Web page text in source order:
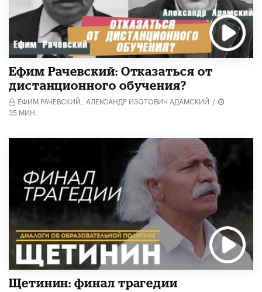
Ефим Рачевский: Отказаться от
дистанционного обучения?
ЕФИМ РАЧЕВСКИЙ, АЛЕКСАНДР ИЗОТОВИЧ АДАМСКИЙ /
35 МИН.
Щетинин: финал трагедии